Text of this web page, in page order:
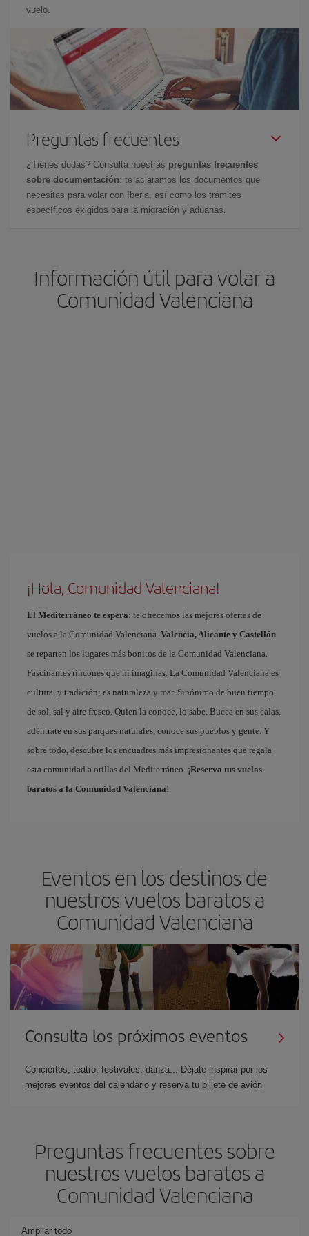
vuelo.
Preguntas frecuentes
¿Tienes dudas? Consulta nuestras preguntas frecuentes
sobre documentación: te aclaramos los documentos que
necesitas para volar con Iberia, así como los trámites
específicos exigidos para la migración y aduanas.
Información útil para volar a
Comunidad Valenciana
¡Hola, Comunidad Valenciana!
El Mediterráneo te espera: te ofrecemos las mejores ofertas de
vuelos a la Comunidad Valenciana. Valencia, Alicante y Castellón
se reparten los lugares más bonitos de la Comunidad Valenciana.
Fascinantes rincones que ni imaginas. La Comunidad Valenciana es
cultura, y tradición; es naturaleza y mar. Sinónimo de buen tiempo,
de sol, sal y aire fresco. Quien la conoce, lo sabe. Bucea en sus calas,
adéntrate en sus parques naturales, conoce sus pueblos y gente. Y
sobre todo, descubre los encuadres más impresionantes que regala
esta comunidad a orillas del Mediterráneo. ¡Reserva tus vuelos
baratos a la Comunidad Valenciana!
Eventos en los destinos de
nuestros vuelos baratos a
Comunidad Valenciana
Consulta los próximos eventos
Conciertos, teatro, festivales, danza... Déjate inspirar por los
mejores eventos del calendario y reserva tu billete de avión
Preguntas frecuentes sobre
nuestros vuelos baratos a
Comunidad Valenciana
Ampliar todo